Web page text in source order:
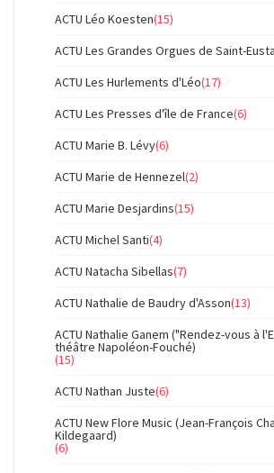
ACTU Léo Koesten(15)
ACTU Les Grandes Orgues de Saint-
ACTU Les Hurlements d'Léo(17)
ACTU Les Presses d'île de France(6)
ACTU Marie B. Lévy(6)
ACTU Marie de Hennezel(2)
ACTU Marie Desjardins(15)
ACTU Michel Santi(4)
ACTU Natacha Sibellas(7)
ACTU Nathalie de Baudry d'Asson(13)
ACTU Nathalie Ganem ("Rendez-vous à
théâtre Napoléon-Fouché)
(15)
ACTU Nathan Juste(6)
ACTU New Flore Music (Jean-François
Kildegaard)
(6)